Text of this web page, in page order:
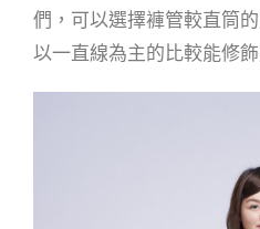
們，可以選擇褲管較直筒
以一直線為主的比較能修飾